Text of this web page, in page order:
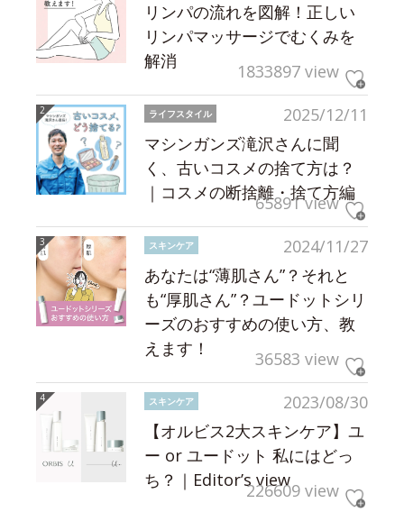
リンパの流れを図解！正しい
リンパマッサージでむくみを
解消
1833897 view
2025/12/11
ライフスタイル
マシンガンズ滝沢さんに聞
く、古いコスメの捨て方は？
｜コスメの断捨離・捨て方編
65891 view
2024/11/27
スキンケア
あなたは“薄肌さん”？それと
も“厚肌さん”？ユードットシリ
ーズのおすすめの使い方、教
えます！
36583 view
2023/08/30
スキンケア
【オルビス2大スキンケア】ユ
ー or ユードット 私にはどっ
ち？｜Editor’s view226609 view